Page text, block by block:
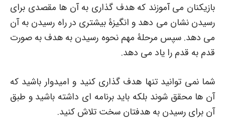
بازیکنان می آموزند که هدف گذاری به آن ها مقصدی برای
رسیدن نشان می دهد و انگیزۀ بیشتری در راه رسیدن به آن
می دهد. سپس مرحلۀ مهم نحوه رسیدن به هدف به صورت
قدم به قدم را یاد می دهد.
شما نمی توانید تنها هدف گذاری کنید و امیدوار باشید که
آن ها محقق شوند بلکه باید برنامه ای داشته باشید و طبق
آن برای رسیدن به هدفتان سخت تلاش کنید.